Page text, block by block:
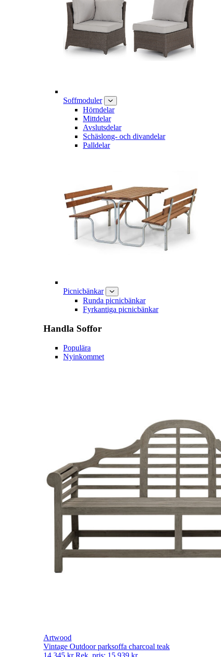
Soffmoduler
Hörndelar
Mittdelar
Avslutsdelar
Schäslong- och divandelar
Palldelar
Picnicbänkar
Runda picnicbänkar
Fyrkantiga picnicbänkar
Handla Soffor
Populära
Nyinkommet
Artwood
Vintage Outdoor parksoffa charcoal teak
14 345 kr Rek. pris: 15 939 kr